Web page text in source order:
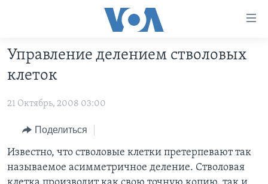
Перейти
на
основной
Перейти
навигации
Перейти
ГЛАВНОЕ
АМЕРИКА
НОВОСТИ ЗА МИНУТУ
ИТОГИ
ПОЧЕМУ ЭТО ВАЖНО?
ПРОЕКТЫ
УЧИМ АНГЛИЙСКИЙ
НАША АМЕРИКАНСКАЯ ИСТОРИЯ
А КАК В АМЕРИКЕ?
ЭКСПЕРТИЗА
ИНТЕРВЬЮ
ФАКТЫ ПРОТИВ ФЕЙКОВ
Управление делением стволовых
клеток
21 Октябрь, 2008 03:00
Поделиться
Известно, что стволовые клетки претерпевают так
называемое асимметричное деление. Стволовая